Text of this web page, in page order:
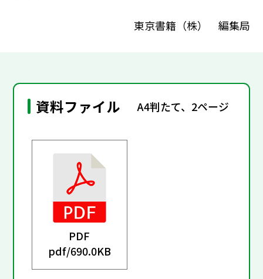
東京書籍（株） 編集局
資料ファイル A4判たて、2ページ
PDF
pdf/690.0KB